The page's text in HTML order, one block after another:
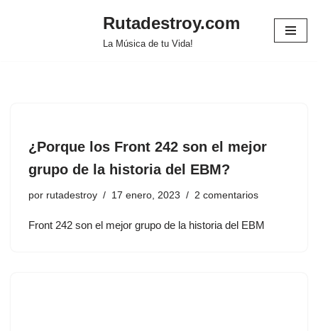
Rutadestroy.com
La Música de tu Vida!
¿Porque los Front 242 son el mejor
grupo de la historia del EBM?
por rutadestroy 17 enero, 2023 2 comentarios
Front 242 son el mejor grupo de la historia del EBM